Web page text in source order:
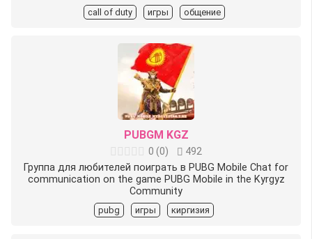
call of duty игры общение
PUBGM KGZ
0 (0)
492
Группа для любителей поиграть в PUBG Mobile Chat for
communication on the game PUBG Mobile in the Kyrgyz
Community
pubg игры киргизия